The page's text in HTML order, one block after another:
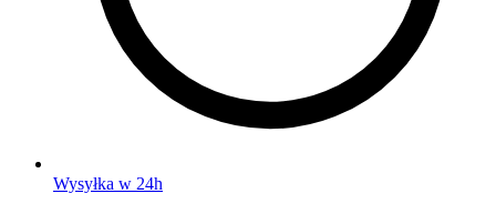
Wysyłka w 24h